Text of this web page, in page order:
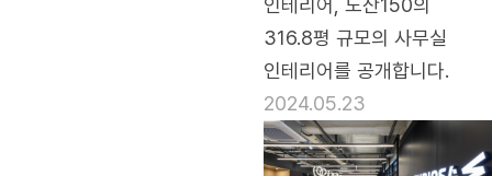
인테리어, 도산150의
316.8평 규모의 사무실
인테리어를 공개합니다.
2024.05.23